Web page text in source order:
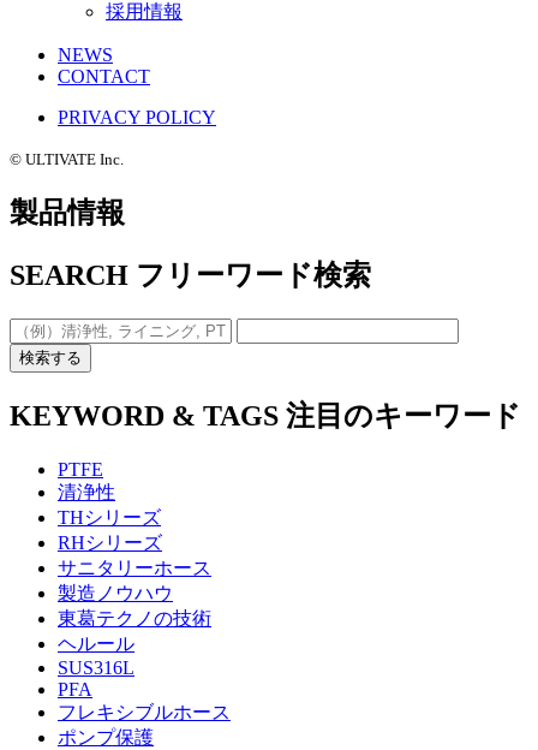
採用情報
NEWS
CONTACT
PRIVACY POLICY
©️ ULTIVATE Inc.
製品情報
SEARCH フリーワード検索
検索する
KEYWORD & TAGS 注目のキーワード
PTFE
清浄性
THシリーズ
RHシリーズ
サニタリーホース
製造ノウハウ
東葛テクノの技術
ヘルール
SUS316L
PFA
フレキシブルホース
ポンプ保護